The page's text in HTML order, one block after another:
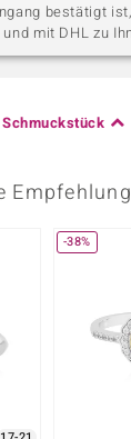
bestätigt
mit DHL zu
-38%